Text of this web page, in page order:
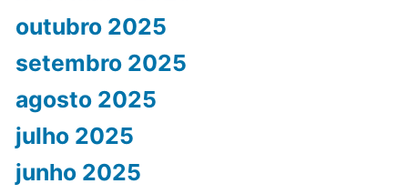
outubro 2025
setembro 2025
agosto 2025
julho 2025
junho 2025